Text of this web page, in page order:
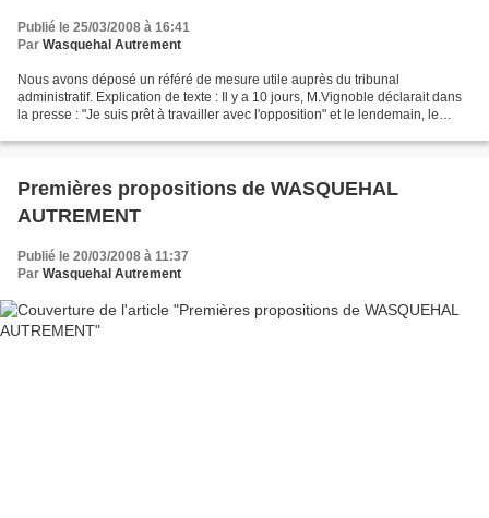
Publié le 25/03/2008 à 16:41
Par Wasquehal Autrement
Nous avons déposé un référé de mesure utile auprès du tribunal
administratif. Explication de texte : Il y a 10 jours, M.Vignoble déclarait dans
la presse : "Je suis prêt à travailler avec l'opposition" et le lendemain, le
Premières propositions de WASQUEHAL
AUTREMENT
Publié le 20/03/2008 à 11:37
Par Wasquehal Autrement